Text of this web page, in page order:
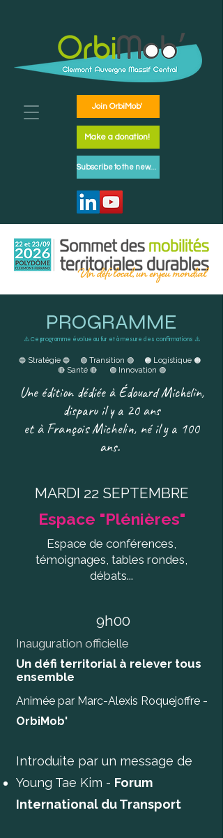
Join OrbiMob'
Subscribe to the newsletter
Make a donation!
PROGRAMME
⚠️ Ce programme évolue au fur et à mesure des confirmations ⚠️
🔵 Stratégie🔵 🟢 Transition 🟢 🟠 Logistique🟠
🔴 Santé🔴 🟣 Innovation 🟣
Une édition dédiée à Édouard Michelin,
disparu il y a 20 ans
et à François Michelin, né il y a 100
ans.
MARDI 22 SEPTEMBRE
Espace "Plénières"
Espace de conférences,
témoignages, tables rondes,
débats...
9h00
Inauguration officielle
Un défi territorial à relever tous
ensemble
Animée par Marc-Alexis Roquejoffre -
OrbiMob'
Introduite par un message de
Young Tae Kim - Forum
International du Transport